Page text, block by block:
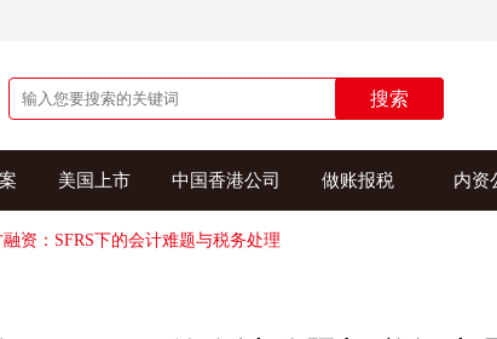
搜索
美国上市 中国香港公司 做账报税 内资
资：SFRS下的会计难题与税务处理